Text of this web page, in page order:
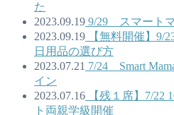
た
2023.09.19 9/29 スマート
2023.09.19 【無料開催】9/
日用品の選び方
2023.07.21 7/24 Smart
イン
2023.07.16 【残１席】7/22
ト両親学級開催